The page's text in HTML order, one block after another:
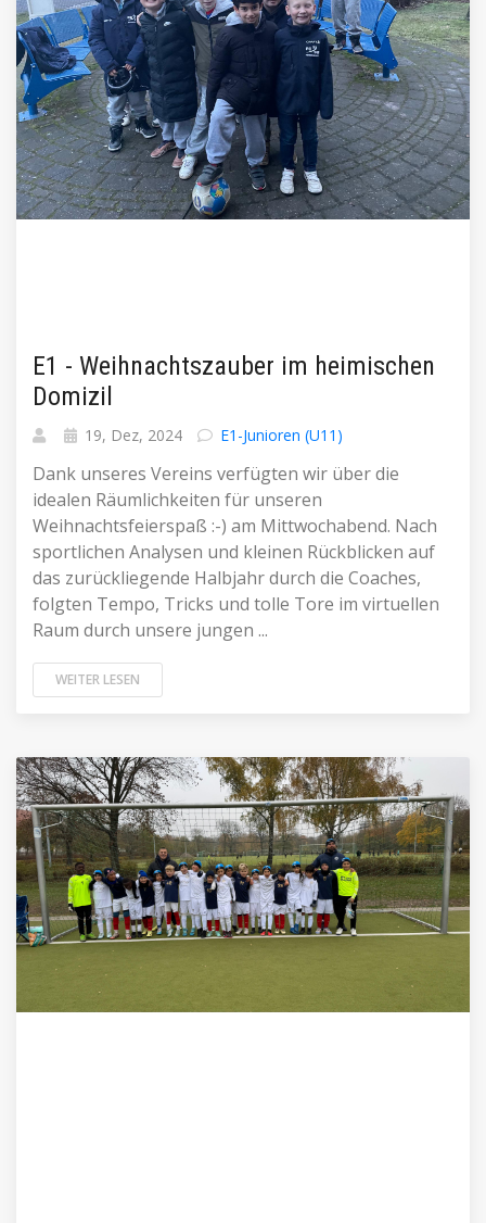
E1 - Weihnachtszauber im heimischen
Domizil
19, Dez, 2024 E1-Junioren (U11)
Dank unseres Vereins verfügten wir über die
idealen Räumlichkeiten für unseren
Weihnachtsfeierspaß :-) am Mittwochabend. Nach
sportlichen Analysen und kleinen Rückblicken auf
das zurückliegende Halbjahr durch die Coaches,
folgten Tempo, Tricks und tolle Tore im virtuellen
Raum durch unsere jungen ...
WEITER LESEN